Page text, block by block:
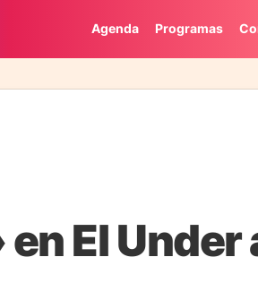
Agenda Programas
El Under